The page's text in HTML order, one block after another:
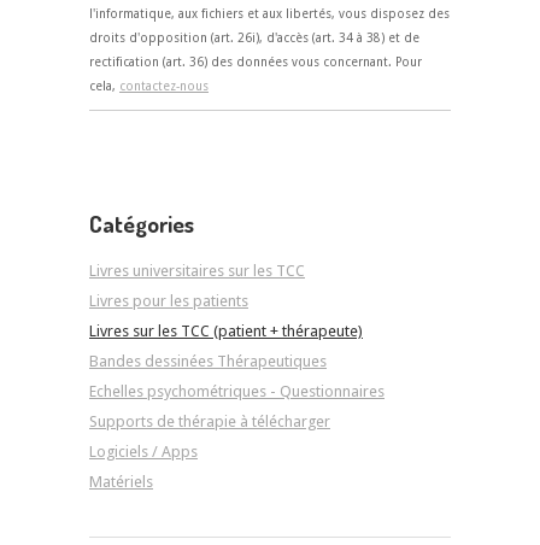
l'informatique, aux fichiers et aux libertés, vous disposez des
droits d'opposition (art. 26i), d'accès (art. 34 à 38) et de
rectification (art. 36) des données vous concernant. Pour
cela, contactez-nous
Catégories
Livres universitaires sur les TCC
Livres pour les patients
Livres sur les TCC (patient + thérapeute)
Bandes dessinées Thérapeutiques
Echelles psychométriques - Questionnaires
Supports de thérapie à télécharger
Logiciels / Apps
Matériels